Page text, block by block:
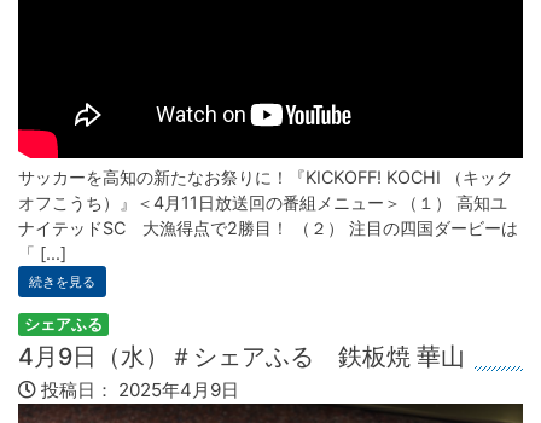
サッカーを高知の新たなお祭りに！『KICKOFF! KOCHI （キック
オフこうち）』＜4月11日放送回の番組メニュー＞（１） 高知ユ
ナイテッドSC 大漁得点で2勝目！ （２） 注目の四国ダービーは
「 [...]
続きを見る
シェアふる
4月9日（水）＃シェアふる 鉄板焼 華山
投稿日： 2025年4月9日